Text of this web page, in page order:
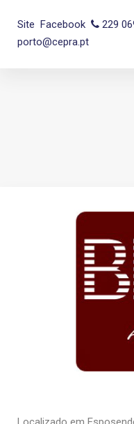
Site Facebook 229
porto@cepra.pt